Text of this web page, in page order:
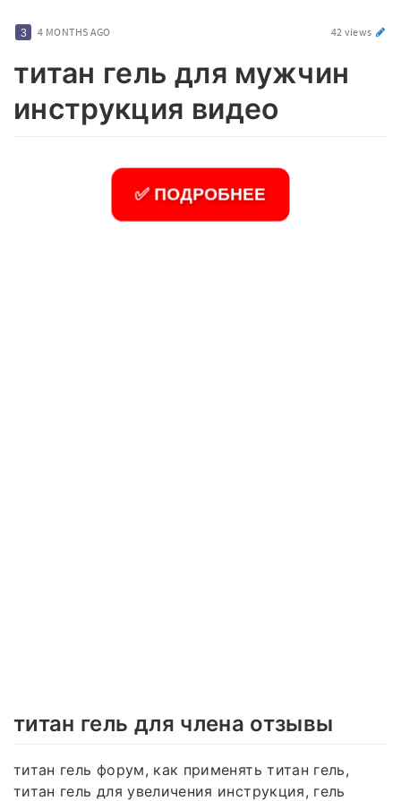
4 MONTHS AGO 42 views
титан гель для мужчин
инструкция видео
✅ ПОДРОБНЕЕ
титан гель для члена отзывы
титан гель форум, как применять титан гель,
титан гель для увеличения инструкция, гель